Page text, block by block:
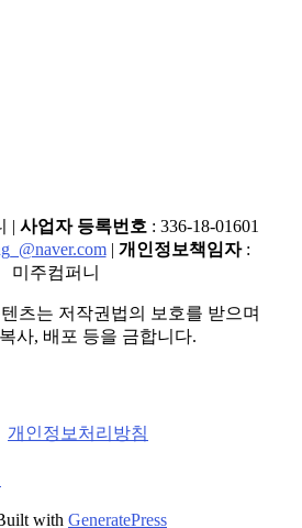
| 사업자 등록번호: 336-18-01601
| 개인정보책임자:
미주컴퍼니
츠는 저작권법의 보호를 받으며
사, 배포 등을 금합니다.
개인정보처리방침
with GeneratePress